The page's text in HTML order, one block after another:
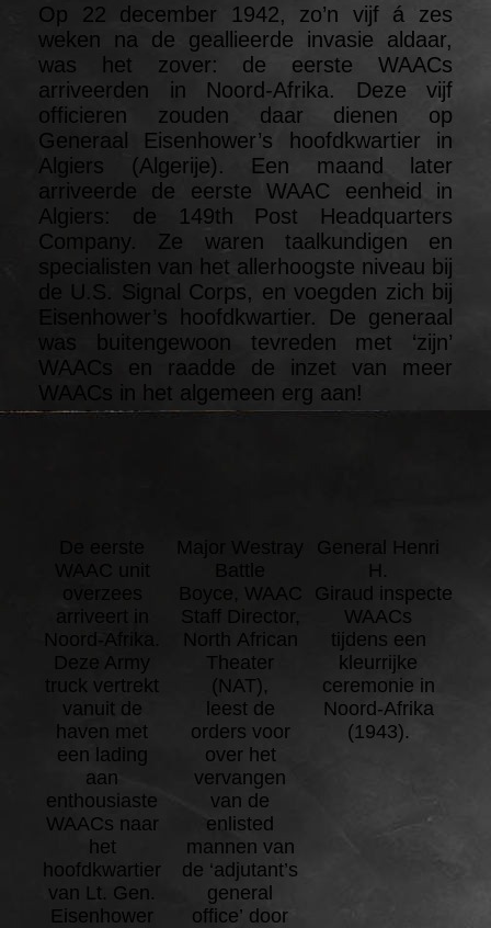
Op 22 december 1942, zo’n vijf á zes
weken na de geallieerde invasie aldaar,
was het zover: de eerste WAACs
arriveerden in Noord-Afrika. Deze vijf
officieren zouden daar dienen op
Generaal Eisenhower’s hoofdkwartier in
Algiers (Algerije). Een maand later
arriveerde de eerste WAAC eenheid in
Algiers: de 149th Post Headquarters
Company. Ze waren taalkundigen en
specialisten van het allerhoogste niveau bij
de U.S. Signal Corps, en voegden zich bij
Eisenhower’s hoofdkwartier. De generaal
was buitengewoon tevreden met ‘zijn’
WAACs en raadde de inzet van meer
WAACs in het algemeen erg aan!
overzees
arriveert in
Noord-Afrika.
Deze Army
truck vertrekt
vanuit de
haven met
een lading
aan
enthousiaste
WAACs naar
het
hoofdkwartier
van Lt. Gen.
Eisenhower
Major Westray
Boyce, WAAC
Staff Director,
North African
Theater
(NAT),
leest de
orders voor
over het
vervangen
van de
enlisted
mannen van
de ‘adjutant’s
general
office’ door
General Henri
H.
Giraud inspecteert
WAACs
tijdens een
kleurrijke
ceremonie in
Noord-Afrika
(1943).